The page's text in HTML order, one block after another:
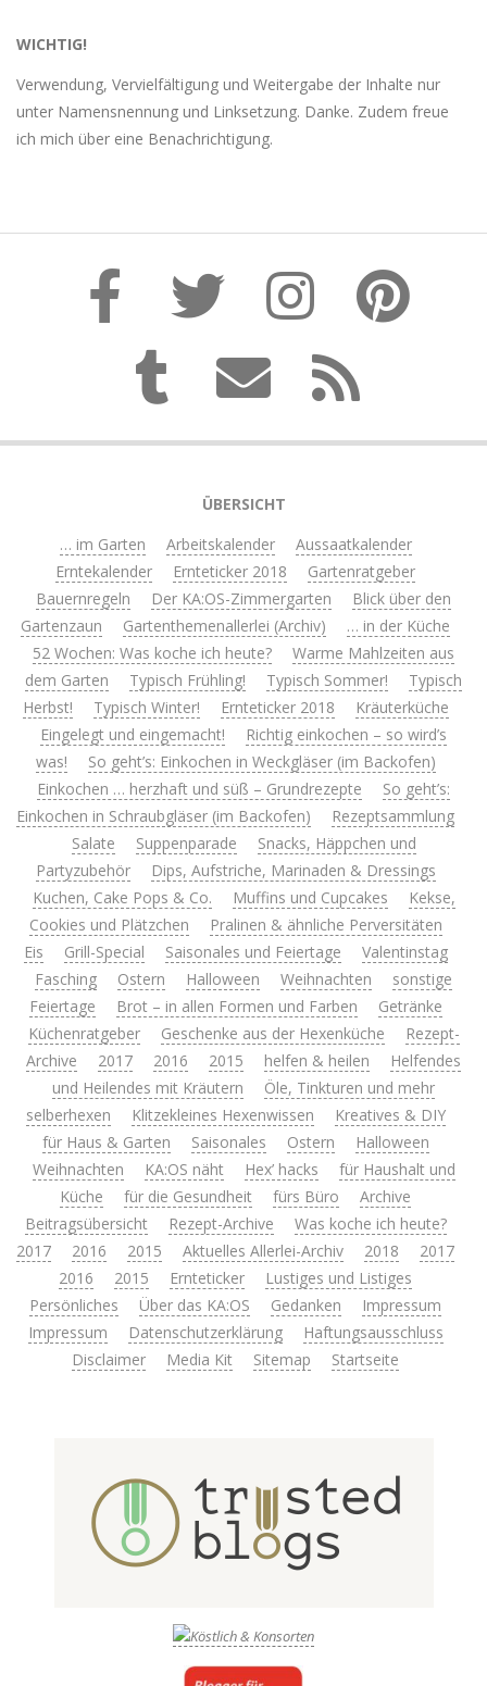
WICHTIG!
Verwendung, Vervielfältigung und Weitergabe der Inhalte nur
unter Namensnennung und Linksetzung. Danke. Zudem freue
ich mich über eine Benachrichtigung.
ÜBERSICHT
… im Garten
Arbeitskalender
Aussaatkalender
Erntekalender
Ernteticker 2018
Gartenratgeber
Bauernregeln
Der KA:OS-Zimmergarten
Blick über den
Gartenzaun
Gartenthemenallerlei (Archiv)
… in der Küche
52 Wochen: Was koche ich heute?
Warme Mahlzeiten aus
dem Garten
Typisch Frühling! Typisch Sommer!
Typisch
Herbst!
Typisch Winter! Ernteticker 2018
Kräuterküche
Eingelegt und eingemacht!
Richtig einkochen – so wird’s
was!
So geht’s: Einkochen in Weckgläser (im Backofen)
Einkochen … herzhaft und süß – Grundrezepte
So geht’s:
Einkochen in Schraubgläser (im Backofen)
Rezeptsammlung
Salate
Suppenparade
Snacks, Häppchen und
Partyzubehör
Dips, Aufstriche, Marinaden & Dressings
Kuchen, Cake Pops & Co.
Muffins und Cupcakes
Kekse,
Cookies und Plätzchen
Pralinen & ähnliche Perversitäten
Eis
Grill-Special Saisonales und Feiertage
Valentinstag
Fasching
Ostern Halloween Weihnachten
sonstige
Feiertage
Brot – in allen Formen und Farben
Getränke
Küchenratgeber
Geschenke aus der Hexenküche
Rezept-
Archive
2017 2016 2015 helfen & heilen
Helfendes
und Heilendes mit Kräutern
Öle, Tinkturen und mehr
selberhexen
Klitzekleines Hexenwissen
Kreatives & DIY
für Haus & Garten
Saisonales Ostern
Halloween
Weihnachten
KA:OS näht Hex’ hacks
für Haushalt und
Küche
für die Gesundheit fürs Büro
Archive
Beitragsübersicht
Rezept-Archive
Was koche ich heute?
2017
2016 2015 Aktuelles Allerlei-Archiv 2018
2017
2016
2015 Ernteticker
Lustiges und Listiges
Persönliches
Über das KA:OS Gedanken
Impressum
Impressum
Datenschutzerklärung
Haftungsausschluss
Disclaimer
Media Kit Sitemap Startseite